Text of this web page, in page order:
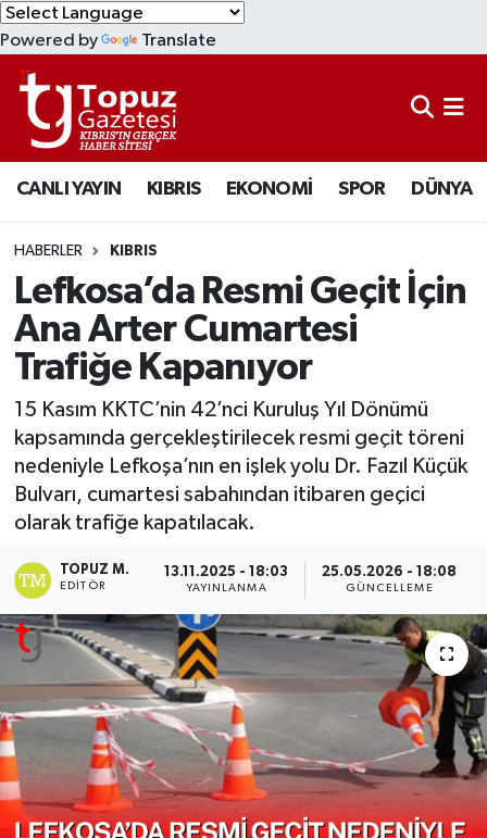
Powered by Translate
CANLI YAYIN KIBRIS EKONOMİ SPOR DÜNYA
HABERLER KIBRIS
Lefkosa’da Resmi Geçit İçin
Ana Arter Cumartesi
Trafiğe Kapanıyor
15 Kasım KKTC’nin 42’nci Kuruluş Yıl Dönümü
kapsamında gerçekleştirilecek resmi geçit töreni
nedeniyle Lefkoşa’nın en işlek yolu Dr. Fazıl Küçük
Bulvarı, cumartesi sabahından itibaren geçici
olarak trafiğe kapatılacak.
TOPUZ M.
EDITÖR
13.11.2025 - 18:03
YAYINLANMA
25.05.2026 - 18:08
GÜNCELLEME
KIBRIS
DÜNYA
EKONOMİ
MAGAZİN
SAĞLIK
SPOR
TEKNOLOJİ
TÜRKİYE
Lefkoşa Nöbetçi Eczaneler
Lefkoşa Hava Durumu
Lefkoşa Trafik Yoğunluk Haritası
Süper Lig Puan Durumu ve Fikstür
Tüm Manşetler
Son Dakika Haberleri
Haber Arşivi